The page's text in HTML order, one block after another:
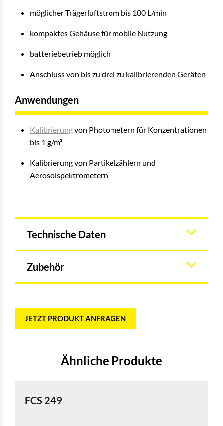
möglicher Trägerluftstrom bis 100 L/min
kompaktes Gehäuse für mobile Nutzung
batteriebetrieb möglich
Anschluss von bis zu drei zu kalibrierenden Geräten
Anwendungen
Kalibrierungvon Photometern für Konzentrationen
bis 1 g/m³
Kalibrierung von Partikelzählern und
Aerosolspektrometern
Technische Daten
Zubehör
JETZT PRODUKT ANFRAGEN
Ähnliche Produkte
FCS 249